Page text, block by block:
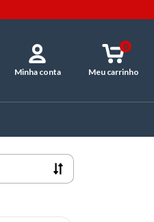
Minha conta Meu carrinho
0